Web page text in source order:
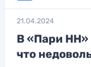
21.04.2024
В «Пари НН»
что